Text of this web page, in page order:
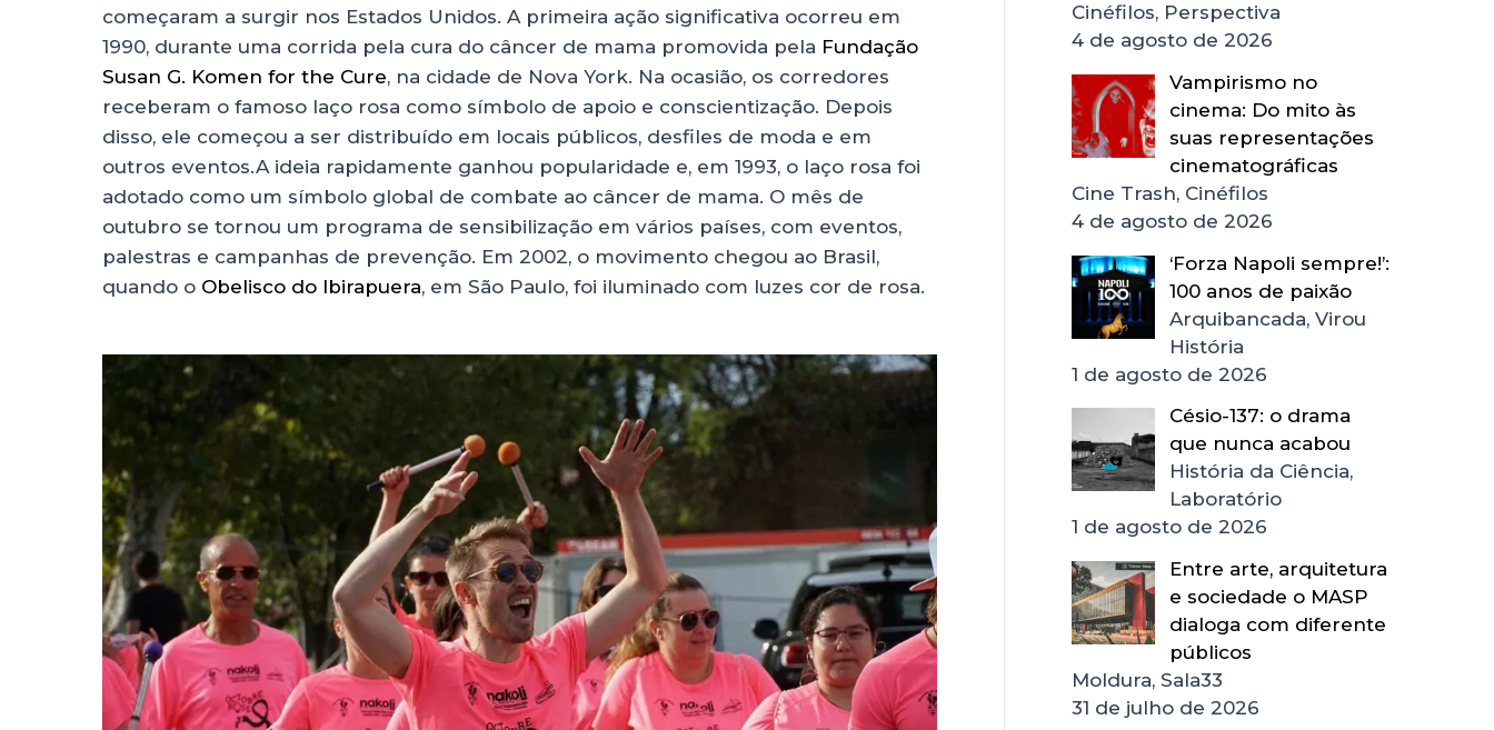
começaram a surgir nos Estados Unidos. A primeira ação significativa ocorreu em
1990, durante uma corrida pela cura do câncer de mama promovida pela Fundação
Susan G. Komen for the Cure, na cidade de Nova York. Na ocasião, os corredores
receberam o famoso laço rosa como símbolo de apoio e conscientização. Depois
disso, ele começou a ser distribuído em locais públicos, desfiles de moda e em
outros eventos.A ideia rapidamente ganhou popularidade e, em 1993, o laço rosa foi
adotado como um símbolo global de combate ao câncer de mama. O mês de
outubro se tornou um programa de sensibilização em vários países, com eventos,
palestras e campanhas de prevenção. Em 2002, o movimento chegou ao Brasil,
quando o Obelisco do Ibirapuera, em São Paulo, foi iluminado com luzes cor de rosa.
Cinéfilos, Perspectiva
4 de agosto de 2026
Vampirismo no
cinema: Do mito às
suas representações
cinematográficas
Cine Trash, Cinéfilos
4 de agosto de 2026
‘Forza Napoli sempre!’:
100 anos de paixão
Arquibancada, Virou
História
1 de agosto de 2026
Césio-137: o drama
que nunca acabou
História da Ciência,
Laboratório
1 de agosto de 2026
Entre arte, arquitetura
e sociedade o MASP
dialoga com diferente
públicos
Moldura, Sala33
31 de julho de 2026